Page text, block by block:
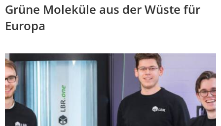
Grüne Moleküle aus der Wüste für
Europa